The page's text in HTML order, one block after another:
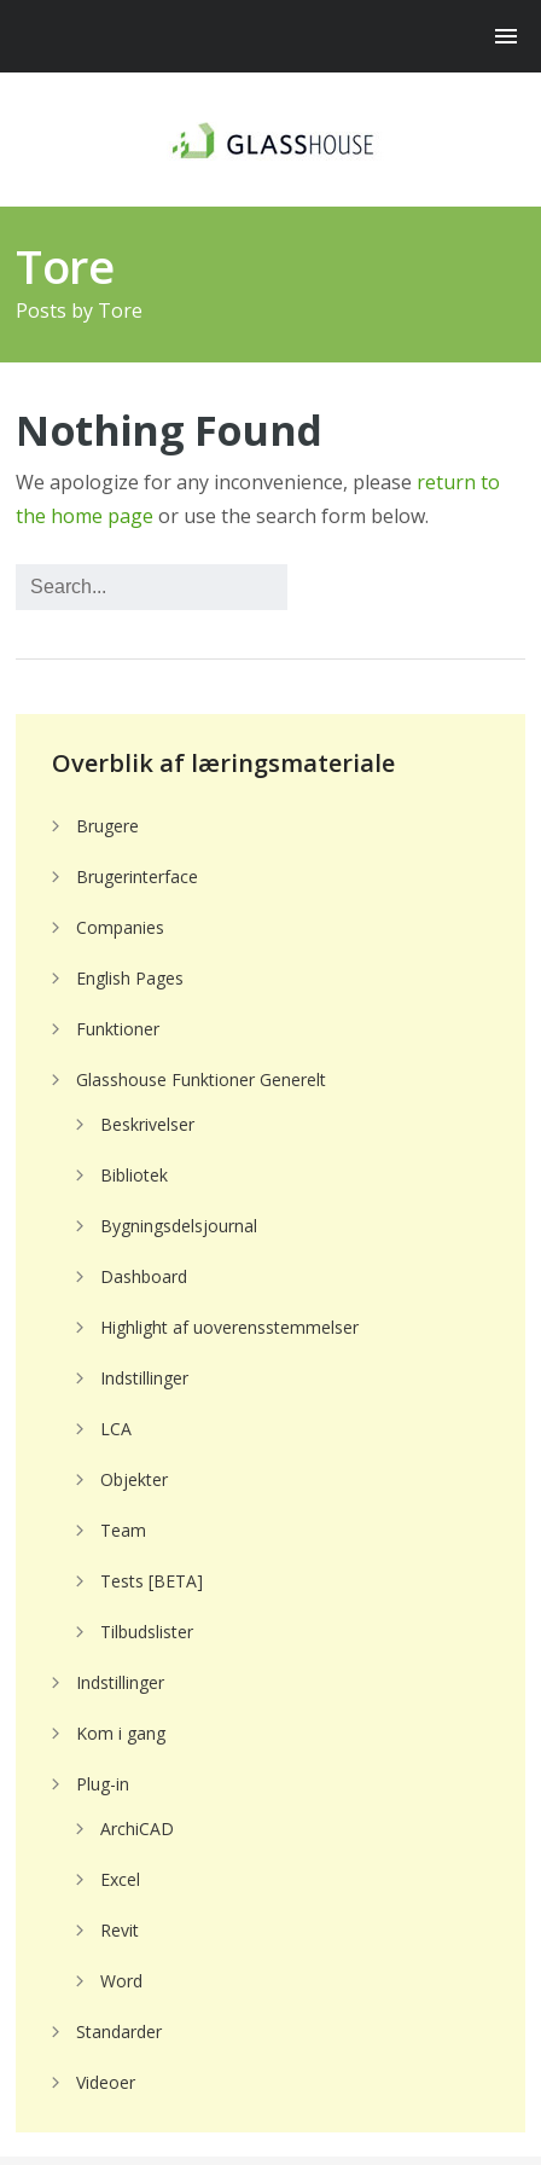
Tore
Posts by Tore
Nothing Found
We apologize for any inconvenience, please return to
the home page or use the search form below.
Overblik af læringsmateriale
Brugere
Brugerinterface
Companies
English Pages
Funktioner
Glasshouse Funktioner Generelt
Beskrivelser
Bibliotek
Bygningsdelsjournal
Dashboard
Highlight af uoverensstemmelser
Indstillinger
LCA
Objekter
Team
Tests [BETA]
Tilbudslister
Indstillinger
Kom i gang
Plug-in
ArchiCAD
Excel
Revit
Word
Standarder
Videoer